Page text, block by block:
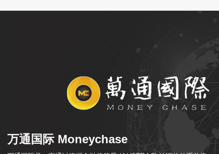
万通国际 Moneychase